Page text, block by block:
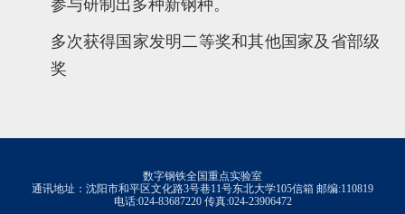
参与研制出多种新钢种。
多次获得国家发明二等奖和其他国家及省部级
奖
数字钢铁全国重点实验室
通讯地址：沈阳市和平区文化路3号巷11号东北大学105信箱 邮编:110819
电话:024-83687220 传真:024-23906472